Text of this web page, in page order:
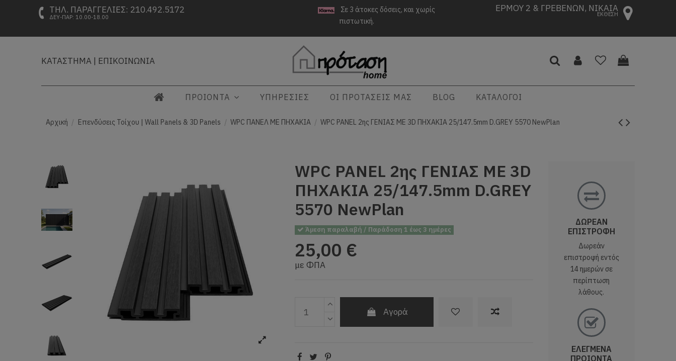
ΤΗΛ. ΠΑΡΑΓΓΕΛΙΕΣ: 210.492.5172
ΔΕΥ-ΠΑΡ: 10.00-18.00
Σε 3 άτοκες δόσεις, και χωρίς
πιστωτική.
ΕΡΜΟΥ 2 & ΓΡΕΒΕΝΩΝ, ΝΙΚΑΙΑ
ΕΚΘΕΣΗ
ΚΑΤΑΣΤΗΜΑ | ΕΠΙΚΟΙΝΩΝΙΑ
ΠΡΟΙΟΝΤΑ ΥΠΗΡΕΣΙΕΣ ΟΙ ΠΡΟΤΑΣΕΙΣ ΜΑΣ BLOG ΚΑΤΑΛΟΓΟΙ
Αρχική Επενδύσεις Τοίχου | Wall Panels & 3D Panels WPC ΠΑΝΕΛ ΜΕ ΠΗΧΑΚΙΑ WPC PANEL 2ης ΓΕΝΙΑΣ ΜΕ 3D ΠΗΧΑΚΙΑ 25/147.5mm D.GREY 5570 NewPlan
WPC PANEL 2ης ΓΕΝΙΑΣ ΜΕ 3D
ΠΗΧΑΚΙΑ 25/147.5mm D.GREY
5570 NewPlan
Άμεση παραλαβή / Παράδοση 1 έως 3 ημέρες
25,00 €
με ΦΠΑ
Αγορά
ΔΩΡΕΑΝ
ΕΠΙΣΤΡΟΦΗ
Δωρεάν
επιστροφή εντός
14 ημερών σε
περίπτωση
λάθους.
ΕΛΕΓΜΕΝΑ
ΠΡΟΙΟΝΤΑ